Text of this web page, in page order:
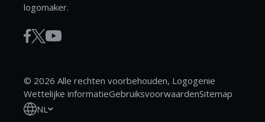
logomaker.
© 2026 Alle rechten voorbehouden, Logogenie
Wettelijke informatieGebruiksvoorwaardenSitemap
NL